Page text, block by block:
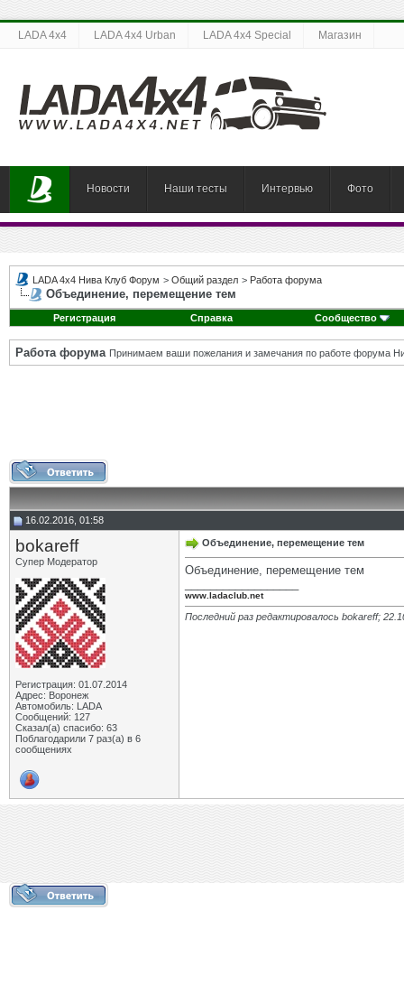
LADA 4x4 LADA 4x4 Urban LADA 4x4 Special Магазин
Новости Наши тесты Интервью Фото
LADA 4x4 Нива Клуб Форум > Общий раздел > Работа форума
Объединение, перемещение тем
Регистрация Справка Сообщество
Работа форума Принимаем ваши пожелания и замечания по работе форума
16.02.2016, 01:58
bokareff
Супер Модератор
Регистрация: 01.07.2014
Адрес: Воронеж
Автомобиль: LADA
Сообщений: 127
Сказал(а) спасибо: 63
Поблагодарили 7 раз(а) в 6
сообщениях
Объединение, перемещение тем
Объединение, перемещение тем
www.ladaclub.net
Последний раз редактировалось bokareff;